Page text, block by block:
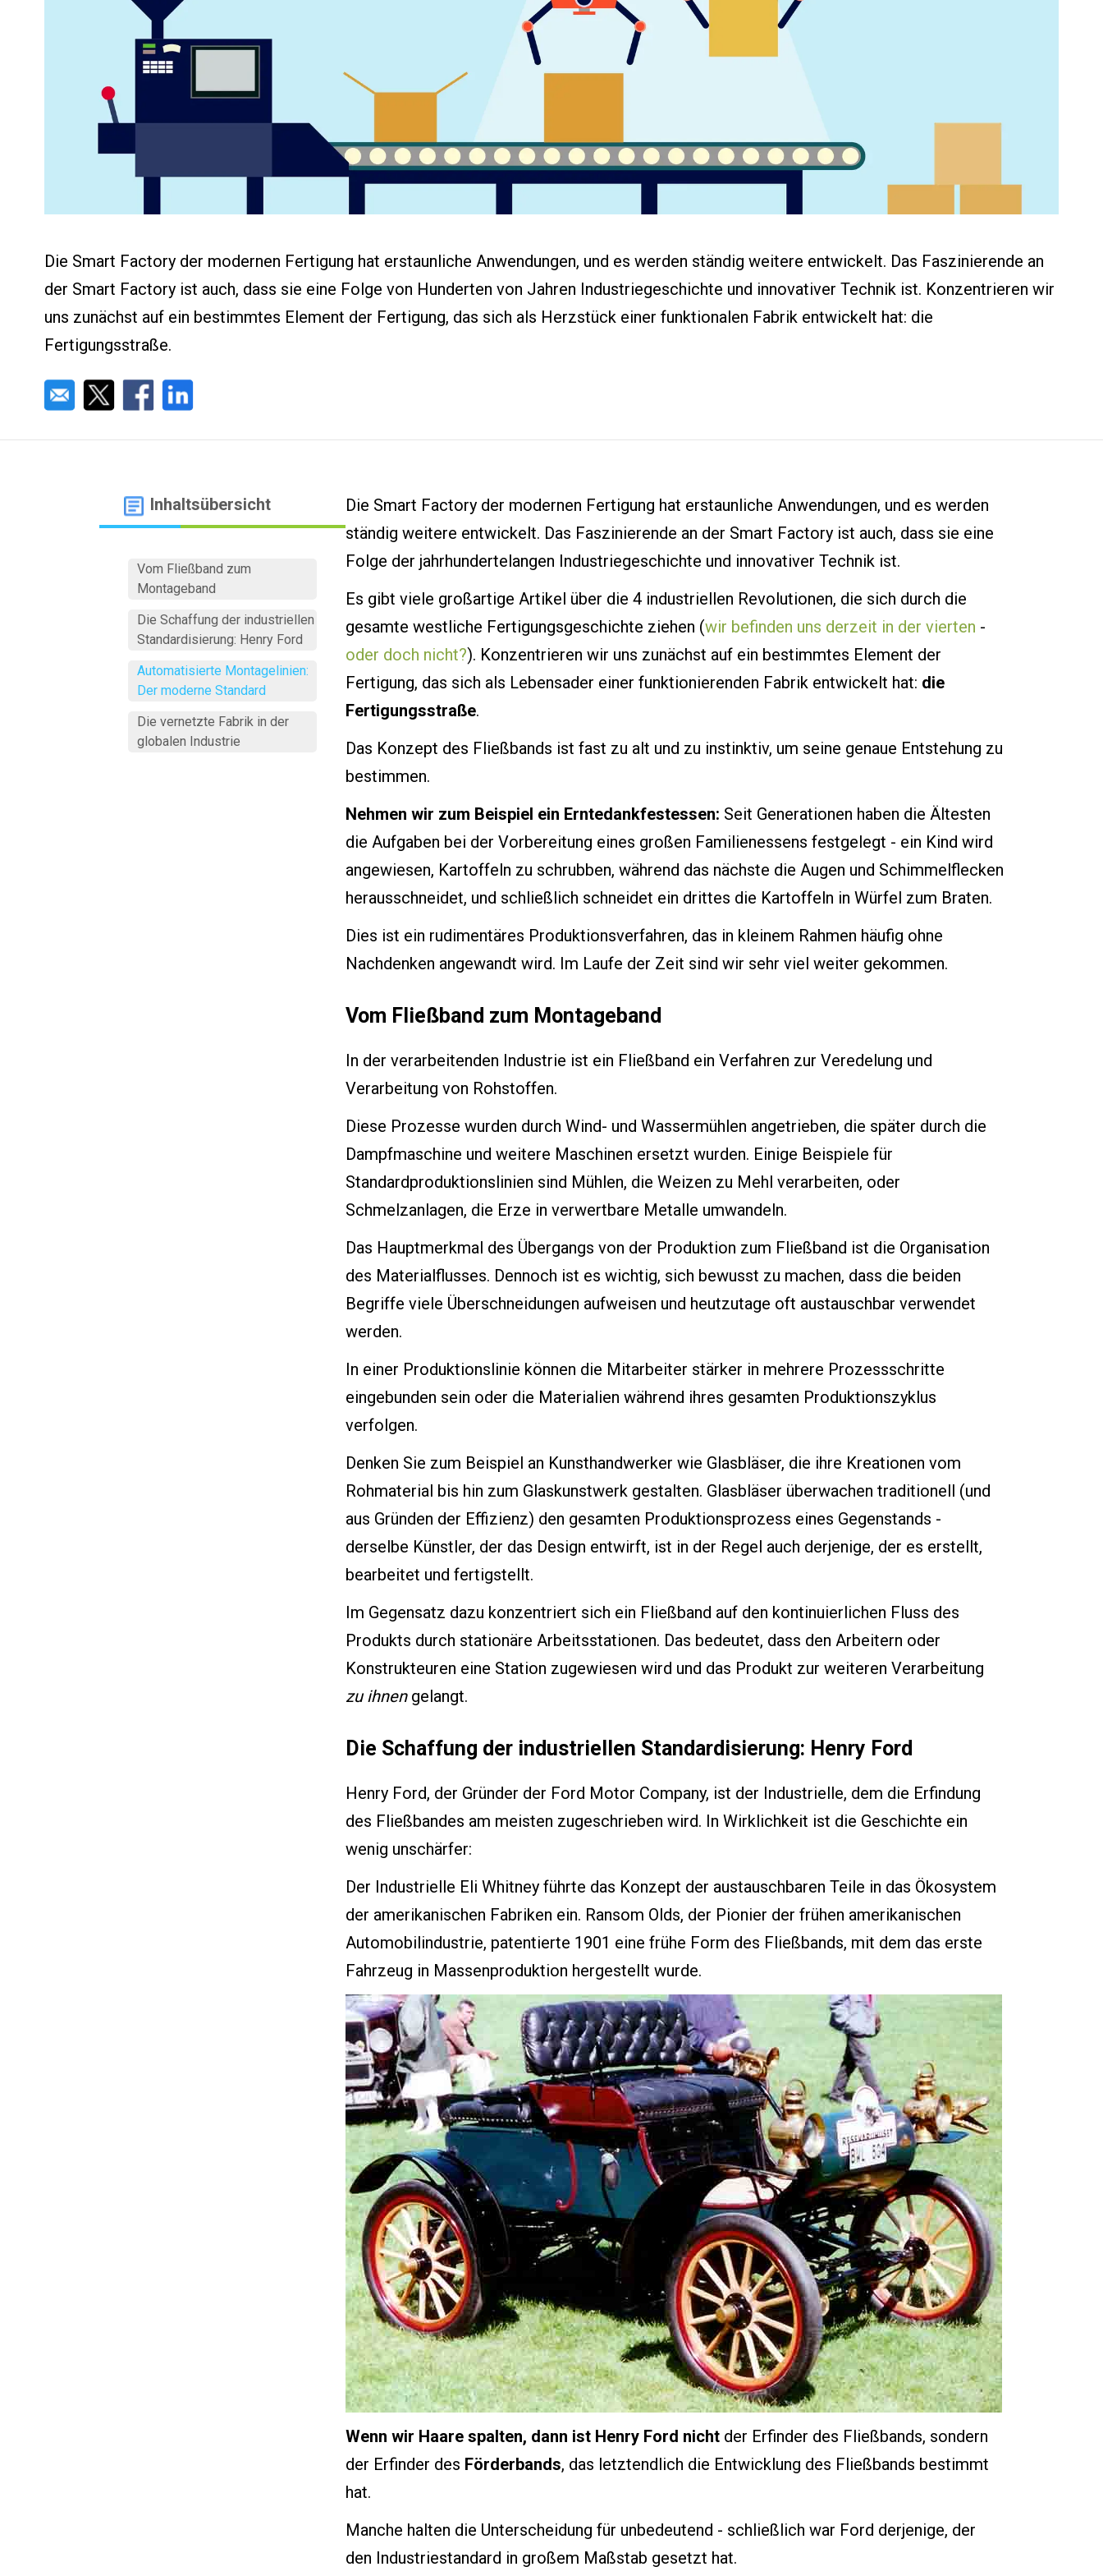
Die Smart Factory der modernen Fertigung hat erstaunliche Anwendungen, und es werden ständig weitere entwickelt. Das Faszinierende an
der Smart Factory ist auch, dass sie eine Folge von Hunderten von Jahren Industriegeschichte und innovativer Technik ist. Konzentrieren wir
uns zunächst auf ein bestimmtes Element der Fertigung, das sich als Herzstück einer funktionalen Fabrik entwickelt hat: die
Fertigungsstraße.
Inhaltsübersicht
Vom Fließband zum
Montageband
Die Schaffung der industriellen
Standardisierung: Henry Ford
Automatisierte Montagelinien:
Der moderne Standard
Die vernetzte Fabrik in der
globalen Industrie
Die Smart Factory der modernen Fertigung hat erstaunliche Anwendungen, und es werden
ständig weitere entwickelt. Das Faszinierende an der Smart Factory ist auch, dass sie eine
Folge der jahrhundertelangen Industriegeschichte und innovativer Technik ist.
Es gibt viele großartige Artikel über die 4 industriellen Revolutionen, die sich durch die
gesamte westliche Fertigungsgeschichte ziehen (wir befinden uns derzeit in der vierten -
oder doch nicht?). Konzentrieren wir uns zunächst auf ein bestimmtes Element der
Fertigung, das sich als Lebensader einer funktionierenden Fabrik entwickelt hat: die
Fertigungsstraße.
Das Konzept des Fließbands ist fast zu alt und zu instinktiv, um seine genaue Entstehung zu
bestimmen.
Nehmen wir zum Beispiel ein Erntedankfestessen: Seit Generationen haben die Ältesten
die Aufgaben bei der Vorbereitung eines großen Familienessens festgelegt - ein Kind wird
angewiesen, Kartoffeln zu schrubben, während das nächste die Augen und Schimmelflecken
herausschneidet, und schließlich schneidet ein drittes die Kartoffeln in Würfel zum Braten.
Dies ist ein rudimentäres Produktionsverfahren, das in kleinem Rahmen häufig ohne
Nachdenken angewandt wird. Im Laufe der Zeit sind wir sehr viel weiter gekommen.
Vom Fließband zum Montageband
In der verarbeitenden Industrie ist ein Fließband ein Verfahren zur Veredelung und
Verarbeitung von Rohstoffen.
Diese Prozesse wurden durch Wind- und Wassermühlen angetrieben, die später durch die
Dampfmaschine und weitere Maschinen ersetzt wurden. Einige Beispiele für
Standardproduktionslinien sind Mühlen, die Weizen zu Mehl verarbeiten, oder
Schmelzanlagen, die Erze in verwertbare Metalle umwandeln.
Das Hauptmerkmal des Übergangs von der Produktion zum Fließband ist die Organisation
des Materialflusses. Dennoch ist es wichtig, sich bewusst zu machen, dass die beiden
Begriffe viele Überschneidungen aufweisen und heutzutage oft austauschbar verwendet
werden.
In einer Produktionslinie können die Mitarbeiter stärker in mehrere Prozessschritte
eingebunden sein oder die Materialien während ihres gesamten Produktionszyklus
verfolgen.
Denken Sie zum Beispiel an Kunsthandwerker wie Glasbläser, die ihre Kreationen vom
Rohmaterial bis hin zum Glaskunstwerk gestalten. Glasbläser überwachen traditionell (und
aus Gründen der Effizienz) den gesamten Produktionsprozess eines Gegenstands -
derselbe Künstler, der das Design entwirft, ist in der Regel auch derjenige, der es erstellt,
bearbeitet und fertigstellt.
Im Gegensatz dazu konzentriert sich ein Fließband auf den kontinuierlichen Fluss des
Produkts durch stationäre Arbeitsstationen. Das bedeutet, dass den Arbeitern oder
Konstrukteuren eine Station zugewiesen wird und das Produkt zur weiteren Verarbeitung
zu ihnengelangt.
Die Schaffung der industriellen Standardisierung: Henry Ford
Henry Ford, der Gründer der Ford Motor Company, ist der Industrielle, dem die Erfindung
des Fließbandes am meisten zugeschrieben wird. In Wirklichkeit ist die Geschichte ein
wenig unschärfer:
Der Industrielle Eli Whitney führte das Konzept der austauschbaren Teile in das Ökosystem
der amerikanischen Fabriken ein. Ransom Olds, der Pionier der frühen amerikanischen
Automobilindustrie, patentierte 1901 eine frühe Form des Fließbands, mit dem das erste
Fahrzeug in Massenproduktion hergestellt wurde.
Wenn wir Haare spalten, dann ist Henry Ford nichtder Erfinder des Fließbands, sondern
der Erfinder des Förderbands, das letztendlich die Entwicklung des Fließbands bestimmt
hat.
Manche halten die Unterscheidung für unbedeutend - schließlich war Ford derjenige, der
den Industriestandard in großem Maßstab gesetzt hat.